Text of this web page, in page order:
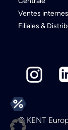
Ventes internes
Filiales &
© KENT